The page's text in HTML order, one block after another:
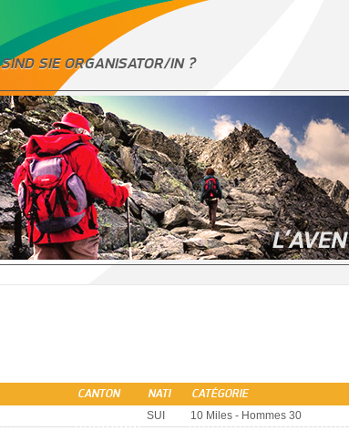
SIND SIE ORGANISATOR/IN ?
CANTON NATI CATÉGORIE
SUI 10 Miles - Hommes 30